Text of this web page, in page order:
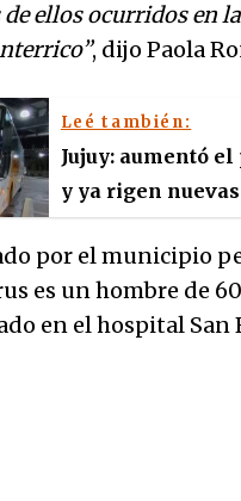
ellos ocurridos en
, dijo Paola
Leé también:
Jujuy: aumentó
y ya rigen
por el municipio
es un hombre de
en el hospital San